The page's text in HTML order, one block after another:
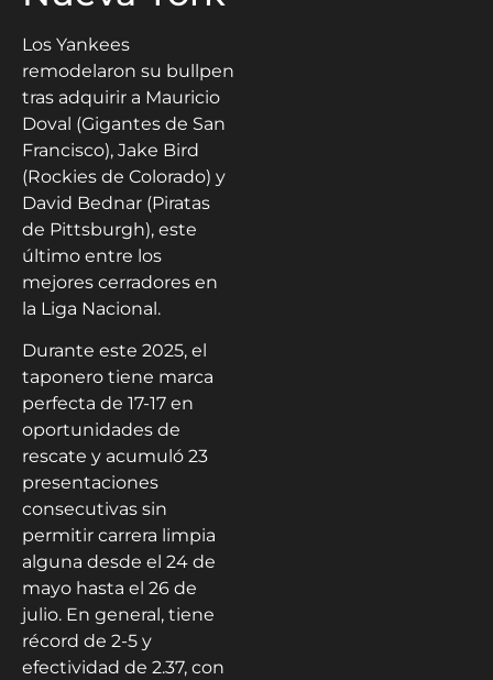
Los Yankees
remodelaron su bullpen
tras adquirir a Mauricio
Doval (Gigantes de San
Francisco), Jake Bird
(Rockies de Colorado) y
David Bednar (Piratas
de Pittsburgh), este
último entre los
mejores cerradores en
la Liga Nacional.
Durante este 2025, el
taponero tiene marca
perfecta de 17-17 en
oportunidades de
rescate y acumuló 23
presentaciones
consecutivas sin
permitir carrera limpia
alguna desde el 24 de
mayo hasta el 26 de
julio. En general, tiene
récord de 2-5 y
efectividad de 2.37, con